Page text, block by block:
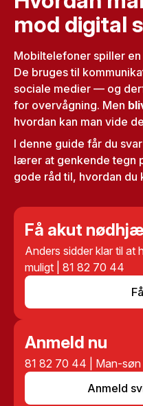
mod digital
Mobiltelefoner spiller
De bruges til
sociale medier — og
for overvågning. Men
hvordan kan man vide
I denne guide får du
lærer at genkende tegn
gode råd til, hvordan du
Få akut
Anders sidder klar til at
muligt | 81 82 70 44
Anmeld nu
81 82 70 44 | Man-
Anmeld